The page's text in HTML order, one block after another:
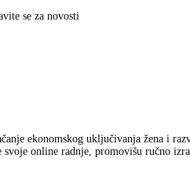
ekonomskog uključivanja žena i
online radnje, promovišu ručno